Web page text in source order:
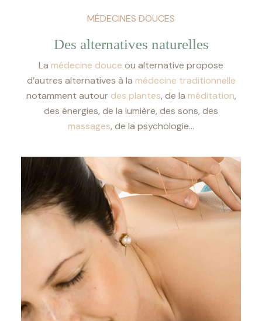
MÉDECINES DOUCES
Des alternatives naturelles
La médecine douce ou alternative propose
d’autres alternatives à la médecine traditionnelle
notamment autour des plantes, de la méditation,
des énergies, de la lumière, des sons, des
massages, de la psychologie…